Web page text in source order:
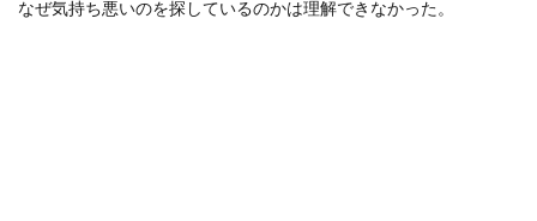
なぜ気持ち悪いのを探しているのかは理解できなかった。